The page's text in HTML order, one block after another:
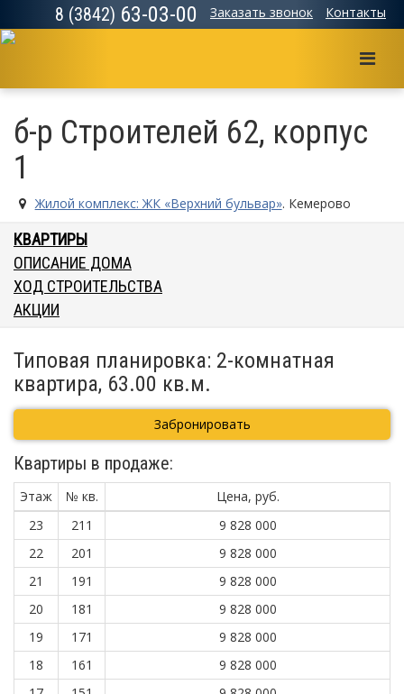
8 (3842) 63-03-00 Заказать звонок Контакты
б-р Строителей 62, корпус
1
Жилой комплекс: ЖК «Верхний бульвар». Кемерово
КВАРТИРЫ
ОПИСАНИЕ ДОМА
ХОД СТРОИТЕЛЬСТВА
АКЦИИ
Типовая планировка: 2-комнатная
квартира, 63.00 кв.м.
Забронировать
Квартиры в продаже:
Этаж № кв.
Цена, руб.
23
211
9 828 000
22
201
9 828 000
21
191
9 828 000
20
181
9 828 000
19
171
9 828 000
18
161
9 828 000